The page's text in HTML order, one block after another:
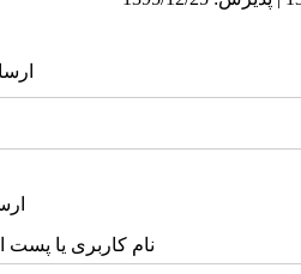
نام کاربری یا پست